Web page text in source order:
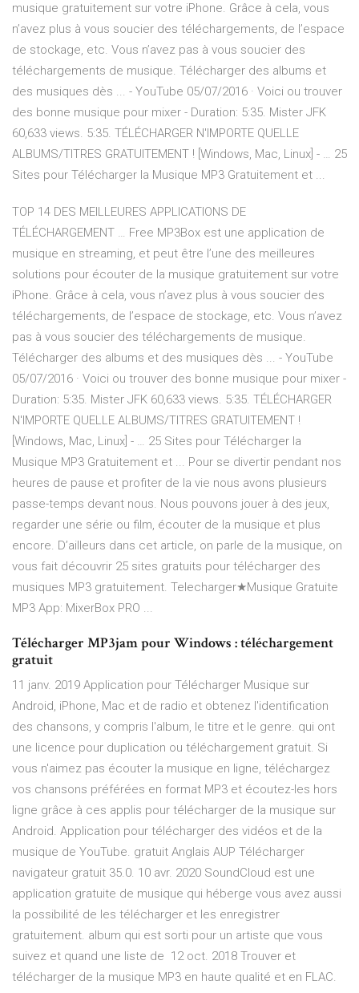
musique gratuitement sur votre iPhone. Grâce à cela, vous
n’avez plus à vous soucier des téléchargements, de l’espace
de stockage, etc. Vous n’avez pas à vous soucier des
téléchargements de musique. Télécharger des albums et
des musiques dès ... - YouTube 05/07/2016 · Voici ou trouver
des bonne musique pour mixer - Duration: 5:35. Mister JFK
60,633 views. 5:35. TÉLÉCHARGER N'IMPORTE QUELLE
ALBUMS/TITRES GRATUITEMENT ! [Windows, Mac, Linux] - … 25
Sites pour Télécharger la Musique MP3 Gratuitement et ...
TOP 14 DES MEILLEURES APPLICATIONS DE
TÉLÉCHARGEMENT … Free MP3Box est une application de
musique en streaming, et peut être l’une des meilleures
solutions pour écouter de la musique gratuitement sur votre
iPhone. Grâce à cela, vous n’avez plus à vous soucier des
téléchargements, de l’espace de stockage, etc. Vous n’avez
pas à vous soucier des téléchargements de musique.
Télécharger des albums et des musiques dès ... - YouTube
05/07/2016 · Voici ou trouver des bonne musique pour mixer -
Duration: 5:35. Mister JFK 60,633 views. 5:35. TÉLÉCHARGER
N'IMPORTE QUELLE ALBUMS/TITRES GRATUITEMENT !
[Windows, Mac, Linux] - … 25 Sites pour Télécharger la
Musique MP3 Gratuitement et ... Pour se divertir pendant nos
heures de pause et profiter de la vie nous avons plusieurs
passe-temps devant nous. Nous pouvons jouer à des jeux,
regarder une série ou film, écouter de la musique et plus
encore. D’ailleurs dans cet article, on parle de la musique, on
vous fait découvrir 25 sites gratuits pour télécharger des
musiques MP3 gratuitement. Telecharger★Musique Gratuite
MP3 App: MixerBox PRO ...
Télécharger MP3jam pour Windows : téléchargement
gratuit
11 janv. 2019 Application pour Télécharger Musique sur
Android, iPhone, Mac et de radio et obtenez l'identification
des chansons, y compris l'album, le titre et le genre. qui ont
une licence pour duplication ou téléchargement gratuit. Si
vous n'aimez pas écouter la musique en ligne, téléchargez
vos chansons préférées en format MP3 et écoutez-les hors
ligne grâce à ces applis pour télécharger de la musique sur
Android. Application pour télécharger des vidéos et de la
musique de YouTube. gratuit Anglais AUP Télécharger
navigateur gratuit 35.0. 10 avr. 2020 SoundCloud est une
application gratuite de musique qui héberge vous avez aussi
la possibilité de les télécharger et les enregistrer
gratuitement. album qui est sorti pour un artiste que vous
suivez et quand une liste de 12 oct. 2018 Trouver et
télécharger de la musique MP3 en haute qualité et en FLAC.